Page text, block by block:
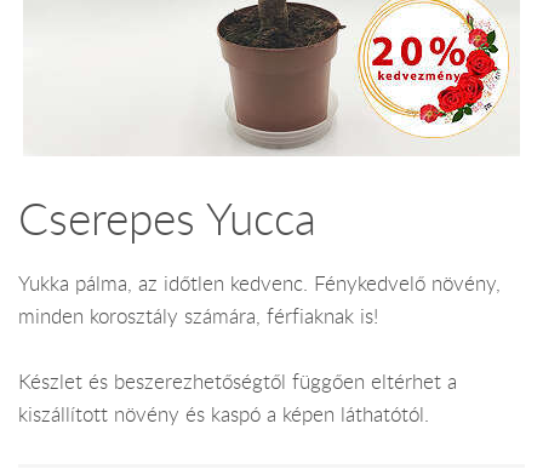
Cserepes Yucca
Yukka pálma, az időtlen kedvenc. Fénykedvelő növény,
minden korosztály számára, férfiaknak is!
Készlet és beszerezhetőségtől függően eltérhet a
kiszállított növény és kaspó a képen láthatótól.